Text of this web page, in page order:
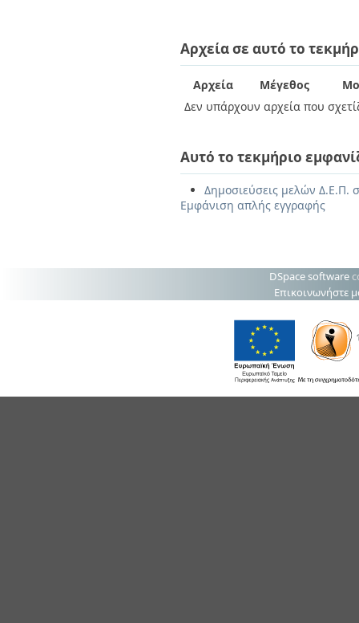
Αρχεία σε αυτό το
Αρχεία Μέγεθος
Δεν υπάρχουν αρχεία που
Αυτό το τεκμήριο
Δημοσιεύσεις μελών Δ.Ε.Π.
Εμφάνιση απλής εγγραφής
DSpace software
Επικοινωνήστε